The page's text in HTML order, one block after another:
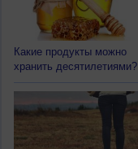
Какие продукты можно
хранить десятилетиями?